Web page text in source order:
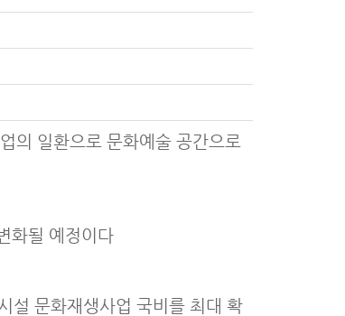
의 일환으로 문화예술 공간으로
화될 예정이다
설 문화재생사업 국비를 최대 확